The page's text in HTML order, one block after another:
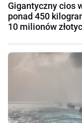
Gigantyczny cios
ponad 450
10 milionów